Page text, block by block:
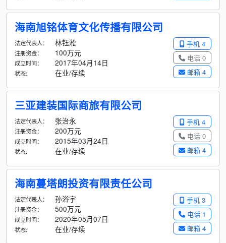
海南旭铭体育文化传播有限公司
手机 4
电话 0
邮箱 4
法定代表人： 林钰淞
注册资金： 100万元
成立时间： 2017年04月14日
状态: 在业/存续
三亚建装国际商旅有限公司
手机 4
电话 0
邮箱 4
法定代表人： 张治永
注册资金： 200万元
成立时间： 2015年03月24日
状态: 在业/存续
海南蔓塔朗投资有限责任公司
手机 3
电话 1
邮箱 4
法定代表人： 孙浴宇
注册资金： 500万元
成立时间： 2020年05月07日
状态: 在业/存续